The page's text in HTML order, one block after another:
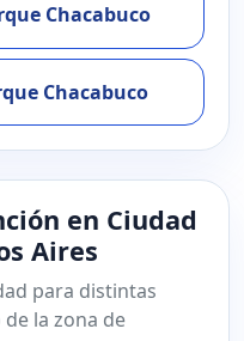
Chacabuco
Chacabuco
en Ciudad
Aires
para distintas
la zona de